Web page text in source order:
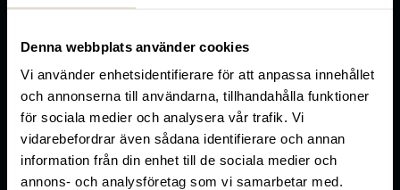
Denna webbplats använder cookies
Vi använder enhetsidentifierare för att anpassa innehållet
och annonserna till användarna, tillhandahålla funktioner
för sociala medier och analysera vår trafik. Vi
vidarebefordrar även sådana identifierare och annan
information från din enhet till de sociala medier och
annons- och analysföretag som vi samarbetar med.
Risängsgatan 4
504 68 Borås
Org. no: 559365-7504
Meny